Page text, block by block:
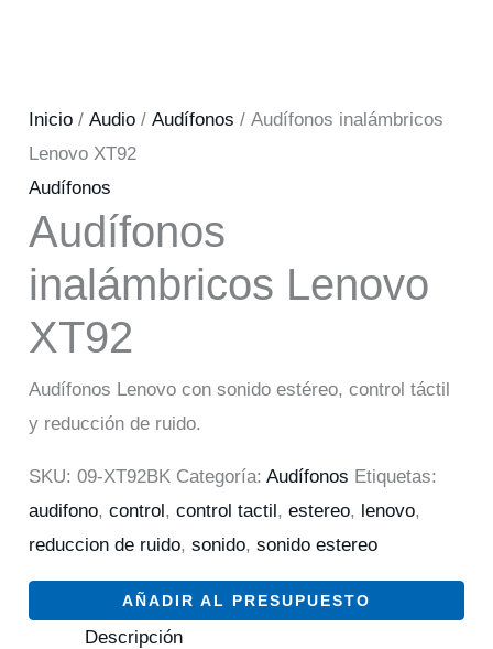
Inicio /Audio /Audífonos / Audífonos inalámbricos
Lenovo XT92
Audífonos
Audífonos
inalámbricos Lenovo
XT92
Audífonos Lenovo con sonido estéreo, control táctil
y reducción de ruido.
SKU:09-XT92BK Categoría:Audífonos Etiquetas:
audifono,control,control tactil,estereo, lenovo,
reduccion de ruido,sonido,sonido estereo
AÑADIR AL PRESUPUESTO
Descripción